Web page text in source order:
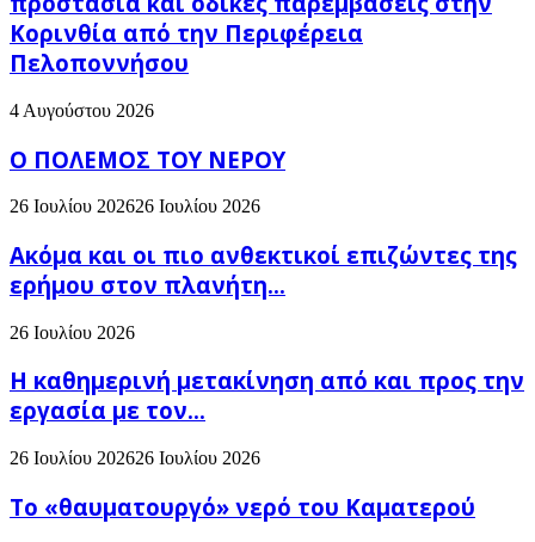
Κορινθία από την Περιφέρεια
Πελοποννήσου
4 Αυγούστου 2026
Ο ΠΟΛΕΜΟΣ ΤΟΥ ΝΕΡΟΥ
26 Ιουλίου 202626 Ιουλίου 2026
Ακόμα και οι πιο ανθεκτικοί επιζώντες της
ερήμου στον πλανήτη...
26 Ιουλίου 2026
H καθημερινή μετακίνηση από και προς την
εργασία με τον...
26 Ιουλίου 202626 Ιουλίου 2026
Το «θαυματουργό» νερό του Καματερού